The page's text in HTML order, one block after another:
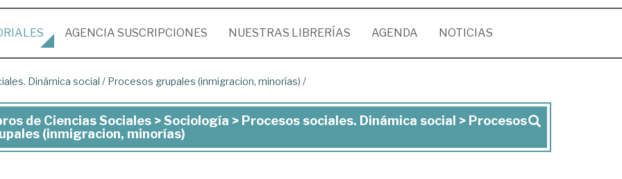
AGENCIA SUSCRIPCIONES NUESTRAS LIBRERÍAS AGENDA NOTICIAS
Dinámica social / Procesos grupales (inmigracion, minorías) /
de Ciencias Sociales > Sociología > Procesos sociales. Dinámica social > Procesos
(inmigracion, minorías)